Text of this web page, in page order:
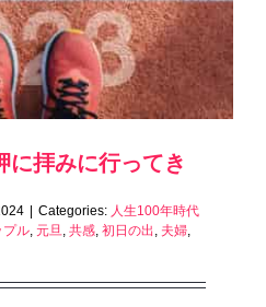
に拝みに行ってき
Categories: 人生100年時代
プル, 元旦, 共感, 初日の出 , 夫婦,